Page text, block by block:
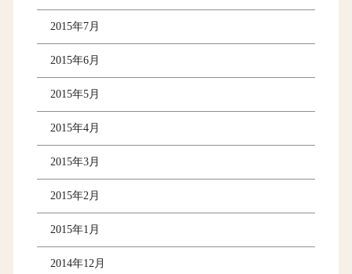
2015年7月
2015年6月
2015年5月
2015年4月
2015年3月
2015年2月
2015年1月
2014年12月